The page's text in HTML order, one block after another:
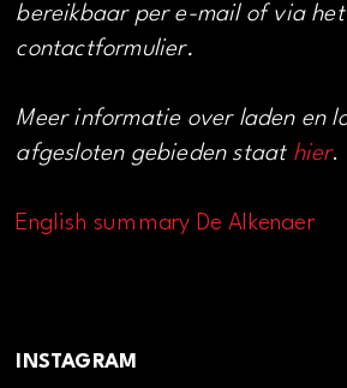
bereikbaar per e-mail of via het
contactformulier.
Meer informatie over laden en
afgesloten gebieden staat hier.
English summary De Alkenaer
INSTAGRAM